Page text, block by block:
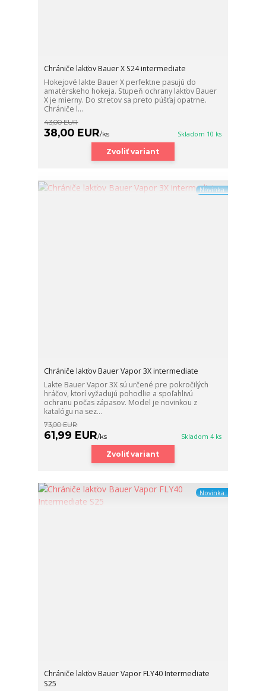
Chrániče lakťov Bauer X S24 intermediate
Hokejové lakte Bauer X perfektne pasujú do
amatérskeho hokeja. Stupeň ochrany lakťov Bauer
X je mierny. Do stretov sa preto púšťaj opatrne.
Chrániče l...
43,00 EUR
38,00 EUR/ks Skladom 10 ks
Zvoliť variant
Novinka
Chrániče lakťov Bauer Vapor 3X intermediate
Lakte Bauer Vapor 3X sú určené pre pokročilých
hráčov, ktorí vyžadujú pohodlie a spoľahlivú
ochranu počas zápasov. Model je novinkou z
katalógu na sez...
73,00 EUR
61,99 EUR/ks Skladom 4 ks
Zvoliť variant
Novinka
Chrániče lakťov Bauer Vapor FLY40 Intermediate
S25